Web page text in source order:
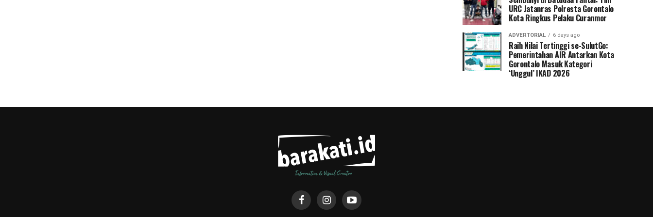
URC Jatanras Polresta Gorontalo
Kota Ringkus Pelaku Curanmor
ADVERTORIAL 6 days ago
Raih Nilai Tertinggi se-SulutGo:
Pemerintahan AIR Antarkan Kota
Gorontalo Masuk Kategori
‘Unggul’ IKAD 2026